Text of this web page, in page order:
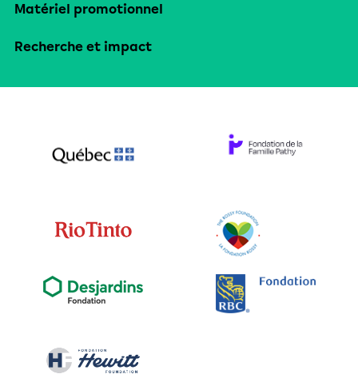
Matériel promotionnel
Recherche et impact